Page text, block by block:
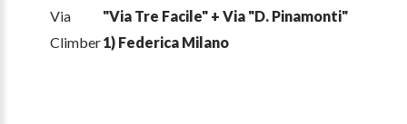
Via
"Via Tre Facile" + Via "D. Pinamonti"
Climber1) Federica Milano